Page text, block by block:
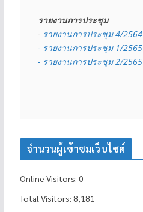
รายงานการประชุม
- รายงานการประชุม 4/2564
- รายงานการประชุม 1/2565
- รายงานการประชุม 2/2565
จำนวนผู้เข้าชมเว็บไซต์
Online Visitors: 0
Total Visitors: 8,181